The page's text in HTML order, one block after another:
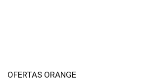
OFERTAS ORANGE